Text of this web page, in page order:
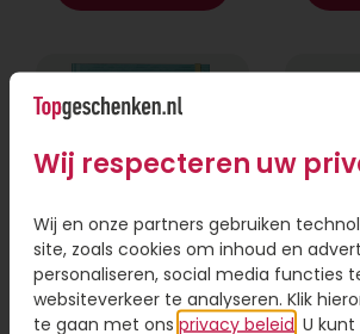
Notitieboek A5
Escher
Wij respecteren uw
Wij en onze partners gebruiken
site, zoals cookies om inhoud en
personaliseren, social media functies
websiteverkeer te analyseren. Klik
te gaan met ons privacy beleid . U